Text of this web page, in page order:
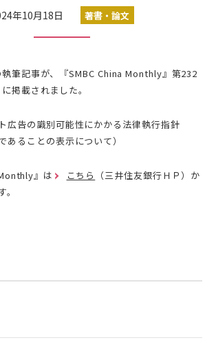
年10月18日 著書・論文
筆記事が、『SMBC China Monthly』第232
掲載されました。
告の識別可能性にかかる法律執行指針
ことの表示について）
』は こちら
（三井住友銀行ＨＰ）か